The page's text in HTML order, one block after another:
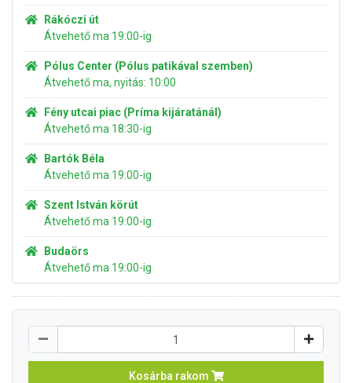
Rákóczi út
Átvehető ma 19:00-ig
Pólus Center (Pólus patikával szemben)
Átvehető ma, nyitás: 10:00
Fény utcai piac (Príma kijáratánál)
Átvehető ma 18:30-ig
Bartók Béla
Átvehető ma 19:00-ig
Szent István körút
Átvehető ma 19:00-ig
Budaörs
Átvehető ma 19:00-ig
Kosárba rakom